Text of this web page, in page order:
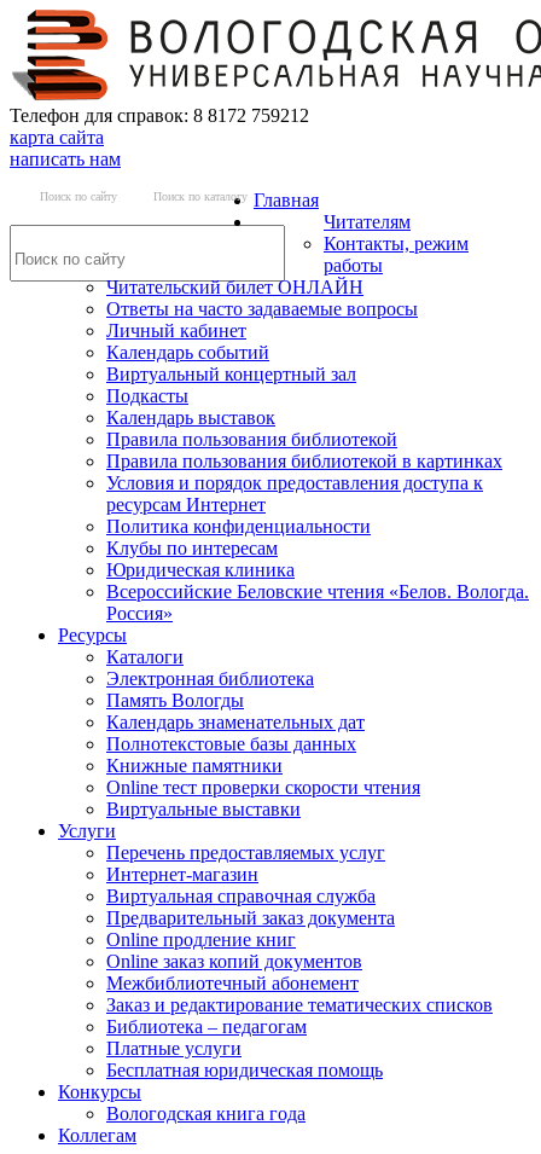
Телефон для справок: 8 8172 759212
карта сайта
написать нам
Поиск по сайту Поиск по каталогу Главная
Читателям
Контакты, режим
работы
Читательский билет ОНЛАЙН
Ответы на часто задаваемые вопросы
Личный кабинет
Календарь событий
Виртуальный концертный зал
Подкасты
Календарь выставок
Правила пользования библиотекой
Правила пользования библиотекой в картинках
Условия и порядок предоставления доступа к
ресурсам Интернет
Политика конфиденциальности
Клубы по интересам
Юридическая клиника
Всероссийские Беловские чтения «Белов. Вологда.
Россия»
Ресурсы
Каталоги
Электронная библиотека
Память Вологды
Календарь знаменательных дат
Полнотекстовые базы данных
Книжные памятники
Online тест проверки скорости чтения
Виртуальные выставки
Услуги
Перечень предоставляемых услуг
Интернет-магазин
Виртуальная справочная служба
Предварительный заказ документа
Online продление книг
Online заказ копий документов
Межбиблиотечный абонемент
Заказ и редактирование тематических списков
Библиотека – педагогам
Платные услуги
Бесплатная юридическая помощь
Конкурсы
Вологодская книга года
Коллегам